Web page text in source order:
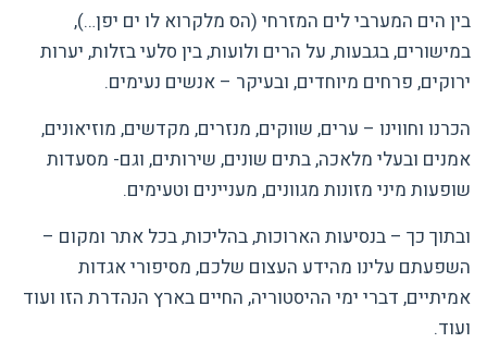
בין הים המערבי לים המזרחי (הס מלקרוא לו ים יפן…),
במישורים, בגבעות, על הרים ולועות, בין סלעי בזלות, יערות
ירוקים, פרחים מיוחדים, ובעיקר – אנשים נעימים.
הכרנו וחווינו – ערים, שווקים, מנזרים, מקדשים, מוזיאונים,
אמנים ובעלי מלאכה, בתים שונים, שירותים, וגם- מסעדות
שופעות מיני מזונות מגוונים, מעניינים וטעימים.
ובתוך כך – בנסיעות הארוכות, בהליכות, בכל אתר ומקום –
השפעתם עלינו מהידע העצום שלכם, מסיפורי אגדות
אמיתיים, דברי ימי ההיסטוריה, החיים בארץ הנהדרת הזו ועוד
ועוד.